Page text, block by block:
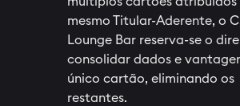
mesmo Titular-Aderente, o
Lounge Bar reserva-se o
consolidar dados e
único cartão, eliminando os
restantes.